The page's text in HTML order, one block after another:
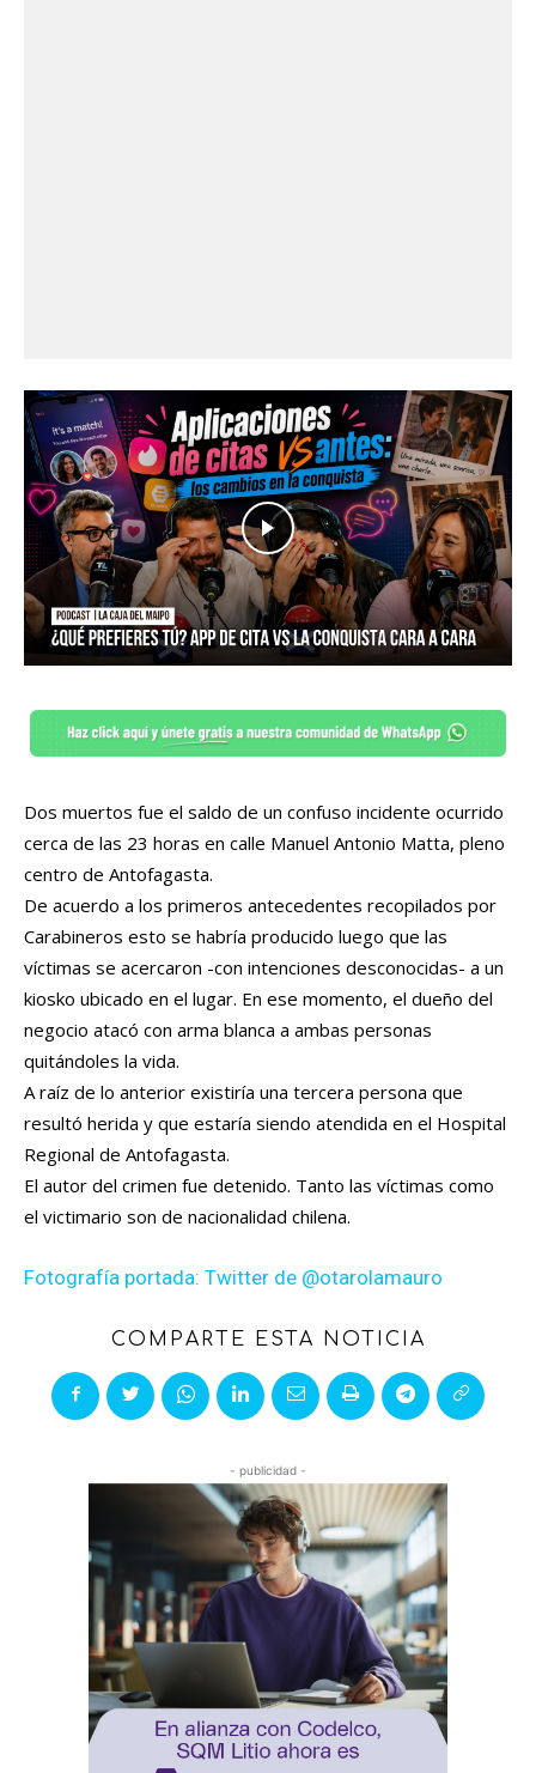
Dos muertos fue el saldo de un confuso incidente ocurrido
cerca de las 23 horas en calle Manuel Antonio Matta, pleno
centro de Antofagasta.
De acuerdo a los primeros antecedentes recopilados por
Carabineros esto se habría producido luego que las
víctimas se acercaron -con intenciones desconocidas- a un
kiosko ubicado en el lugar. En ese momento, el dueño del
negocio atacó con arma blanca a ambas personas
quitándoles la vida.
A raíz de lo anterior existiría una tercera persona que
resultó herida y que estaría siendo atendida en el Hospital
Regional de Antofagasta.
El autor del crimen fue detenido. Tanto las víctimas como
el victimario son de nacionalidad chilena.
Fotografía portada: Twitter de @otarolamauro
COMPARTE ESTA NOTICIA
- publicidad -